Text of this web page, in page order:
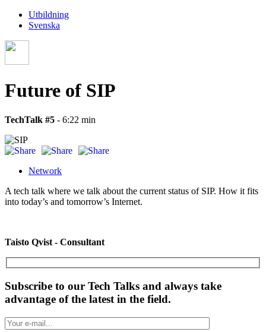
Utbildning
Svenska
Future of SIP
TechTalk #5 - 6:22 min
Network
A tech talk where we talk about the current status of SIP. How it fits
into today’s and tomorrow’s Internet.
Taisto Qvist - Consultant
Subscribe to our Tech Talks and always take
advantage of the latest in the field.